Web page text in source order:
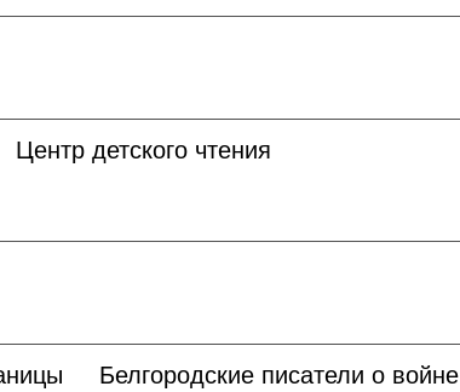
Центр детского чтения
Белгородские писатели о войне